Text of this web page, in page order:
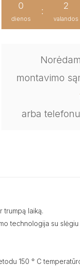
0
dienos
:
2
valandos
montavimo
arba
trumpą laiką.
technologija su
150 ° C